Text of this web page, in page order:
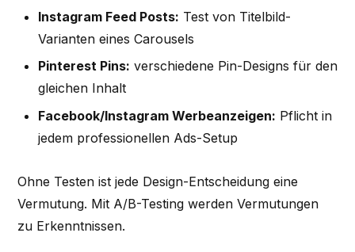
Instagram Feed Posts: Test von Titelbild-
Varianten eines Carousels
Pinterest Pins: verschiedene Pin-Designs für den
gleichen Inhalt
Facebook/Instagram Werbeanzeigen: Pflicht in
jedem professionellen Ads-Setup
Ohne Testen ist jede Design-Entscheidung eine
Vermutung. Mit A/B-Testing werden Vermutungen
zu Erkenntnissen.